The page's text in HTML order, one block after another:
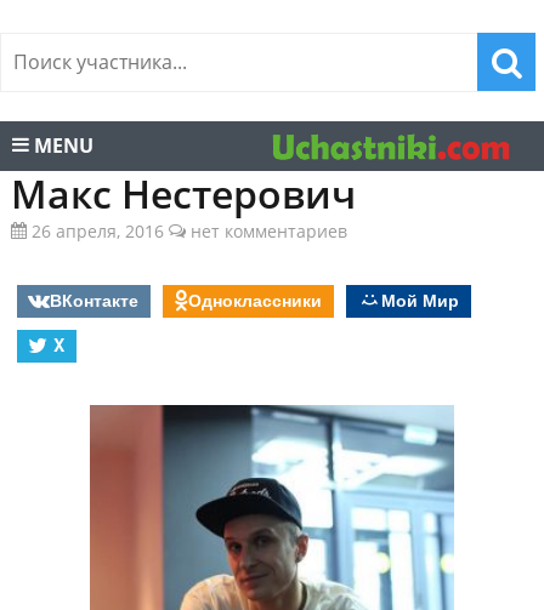
MENU
Макс Нестерович
26 апреля, 2016 нет комментариев
ВКонтакте Одноклассники
Мой Мир
X